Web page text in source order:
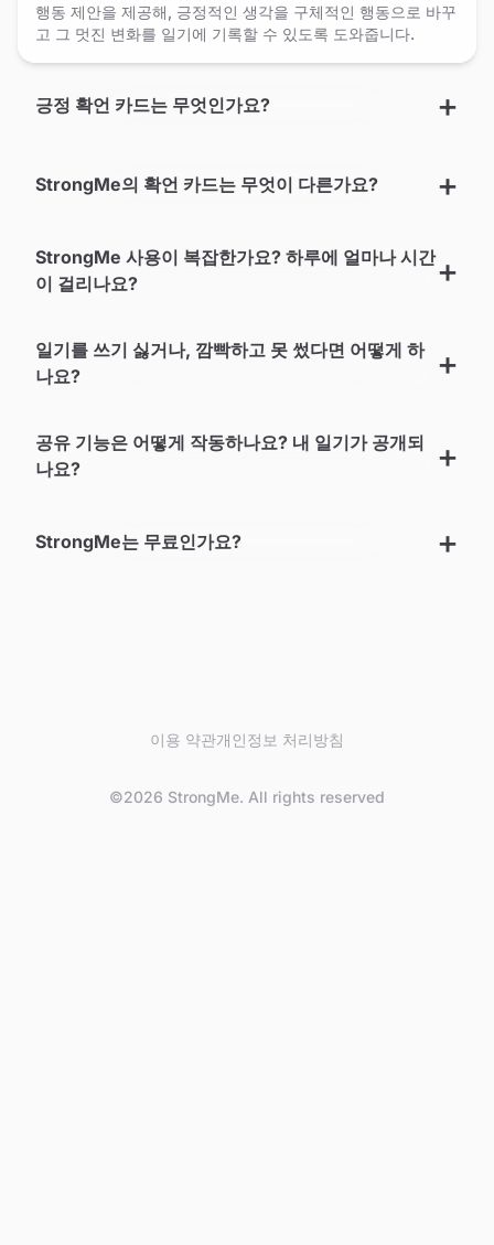
행동 제안을 제공해, 긍정적인 생각을 구체적인 행동으로 바꾸
고 그 멋진 변화를 일기에 기록할 수 있도록 도와줍니다.
긍정 확언 카드는 무엇인가요?
StrongMe의 확언 카드는 무엇이 다른가요?
StrongMe 사용이 복잡한가요? 하루에 얼마나 시간
이 걸리나요?
일기를 쓰기 싫거나, 깜빡하고 못 썼다면 어떻게 하
나요?
공유 기능은 어떻게 작동하나요? 내 일기가 공개되
나요?
StrongMe는 무료인가요?
이용 약관개인정보 처리방침
©2026 StrongMe. All rights reserved